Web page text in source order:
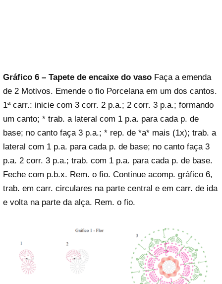
Gráfico 6 – Tapete de encaixe do vaso Faça a emenda
de 2 Motivos. Emende o fio Porcelana em um dos cantos.
1ª carr.: inicie com 3 corr. 2 p.a.; 2 corr. 3 p.a.; formando
um canto; * trab. a lateral com 1 p.a. para cada p. de
base; no canto faça 3 p.a.; * rep. de *a* mais (1x); trab. a
lateral com 1 p.a. para cada p. de base; no canto faça 3
p.a. 2 corr. 3 p.a.; trab. com 1 p.a. para cada p. de base.
Feche com p.b.x. Rem. o fio. Continue acomp. gráfico 6,
trab. em carr. circulares na parte central e em carr. de ida
e volta na parte da alça. Rem. o fio.